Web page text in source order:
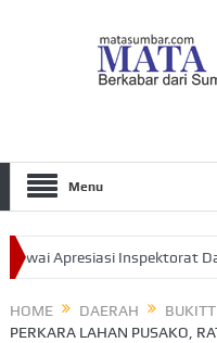
Menu
Apresiasi Inspektorat
HOME DAERAH
PERKARA LAHAN PUSAKO,